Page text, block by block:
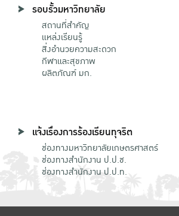
รอบรั้วมหาวิทยาลัย
สถานที่สำคัญ
แหล่งเรียนรู้
สิ่งอำนวยความสะดวก
กีฬาและสุขภาพ
ผลิตภัณฑ์ มก.
แจ้งเรื่องการร้องเรียนทุจริต
ช่องทางมหาวิทยาลัยเกษตรศาสตร์
ช่องทางสำนักงาน ป.ป.ช.
ช่องทางสำนักงาน ป.ป.ท.